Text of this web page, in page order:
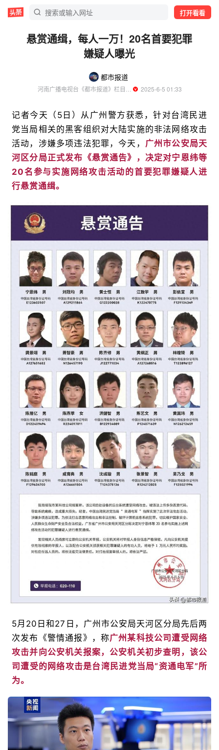
打开看看
悬赏通缉，每人一万！20名首要犯罪
嫌疑人曝光
都市报道
  2025-6-5 01:33
记者今天（5日）从广州警方获悉，针对台湾民进
党当局相关的黑客组织对大陆实施的非法网络攻击
活动，涉嫌多项违法犯罪，今天， 广州市公安局天
河区分局正式发布《悬赏通告》，决定对宁恩纬等
20名参与实施网络攻击活动的首要犯罪嫌疑人进
行悬赏通缉。
5月20日和27日，广州市公安局天河区分局先后两
次发布《警情通报》，称广州某科技公司遭受网络
攻击并向公安机关报案，公安机关初步查明，该公
司遭受的网络攻击是台湾民进党当局“资通电军”所
为。